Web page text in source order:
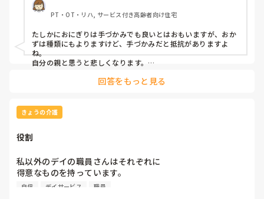
見たら、悲しくなります…職員さん、介助して下さいと思っ
てしまいます…PT・OT・リハ, サービス付き高齢者向け住宅
たしかにおにぎりは手づかみでも良いとはおもいますが、おか
ずは種類にもよりますけど、手づかみだと抵抗がありますよ
ね。
自分の親と思うと悲しくなります。
どうなんでしょうか？とろみつけてたりするのを手づかみは抵
回答をもっと見る
きょうの介護
役割
私以外のデイの職員さんはそれぞれに
得意なものを持っています。
自信 デイサービス 職員